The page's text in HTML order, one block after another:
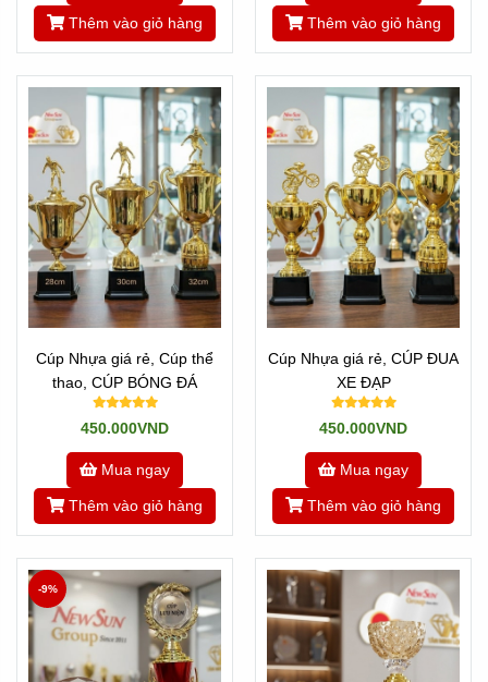
Thêm vào giỏ hàng Thêm vào giỏ hàng
Cúp Nhựa giá rẻ, Cúp thể
thao, CÚP BÓNG ĐÁ
450.000VND
Mua ngay
Thêm vào giỏ hàng
Cúp Nhựa giá rẻ, CÚP ĐUA
XE ĐẠP
450.000VND
Mua ngay
Thêm vào giỏ hàng
-9%